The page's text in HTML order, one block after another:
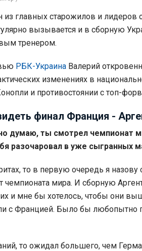
из главных старожилов и лидеров
вызывается и в сборную
тренером.
РБК-Украина Валерий
изменениях в
и противостоянии с топ-
финал Франция -
думаю, ты смотрел чемпионат
разочаровал в уже сыгранных
то в первую очередь я
мира. И сборную
и мне бы хотелось, чтобы они
с Францией. Было бы любопытно
то ожидал большего, чем